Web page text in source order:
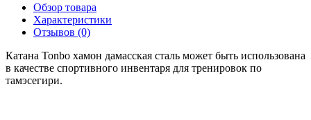
Обзор товара
Характеристики
Отзывов (0)
Катана Tonbo хамон дамасская сталь может быть использована
в качестве спортивного инвентаря для тренировок по
тамэсегири.